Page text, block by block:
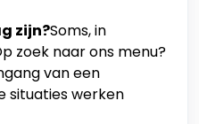
zijn?Soms, in
zoek naar ons menu?
van een
situaties werken